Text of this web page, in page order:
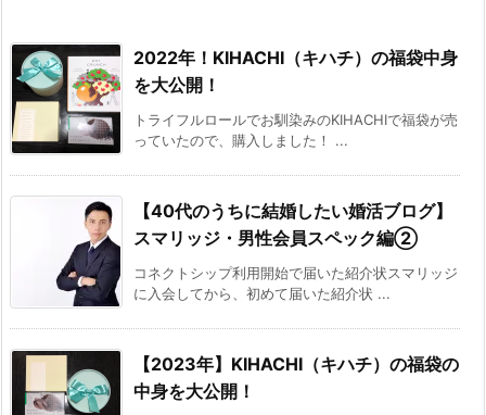
2022年！KIHACHI（キハチ）の福袋中身
を大公開！
トライフルロールでお馴染みのKIHACHIで福袋が売
っていたので、購入しました！ ...
【40代のうちに結婚したい婚活ブログ】
スマリッジ・男性会員スペック編②
コネクトシップ利用開始で届いた紹介状スマリッジ
に入会してから、初めて届いた紹介状 ...
【2023年】KIHACHI（キハチ）の福袋の
中身を大公開！